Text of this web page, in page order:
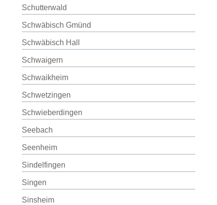
Schutterwald
Schwäbisch Gmünd
Schwäbisch Hall
Schwaigern
Schwaikheim
Schwetzingen
Schwieberdingen
Seebach
Seenheim
Sindelfingen
Singen
Sinsheim